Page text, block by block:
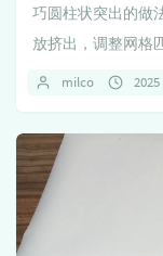
巧圆柱状突出的做
放挤出，调整网格
milco